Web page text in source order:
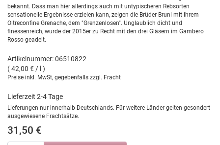
bekannt. Dass man hier allerdings auch mit untypischeren Rebsorten
sensationelle Ergebnisse erzielen kann, zeigen die Brüder Bruni mit ihrem
Oltreconfine Grenache, dem "Grenzenlosen". Unglaublich dicht und
finessenreich, wurde der 2015er zu Recht mit den drei Gläsern im Gambero
Rosso geadelt.
Artikelnummer: 06510822
( 42,00 € / l )
Preise inkl. MwSt, gegebenfalls zzgl. Fracht
Lieferzeit 2-4 Tage
Lieferungen nur innerhalb Deutschlands. Für weitere Länder gelten gesondert
ausgewiesene Frachtsätze.
31,50 €